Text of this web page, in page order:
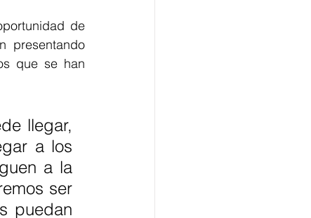
de
presentando
que se han
llegar,
a los
a la
ser
puedan